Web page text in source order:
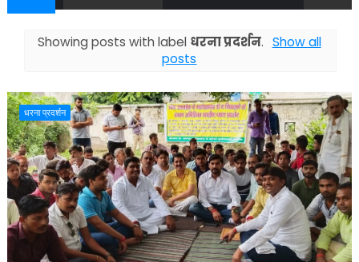
Showing posts with label धरना प्रदर्शन. Show all
posts
धरना प्रदर्शन